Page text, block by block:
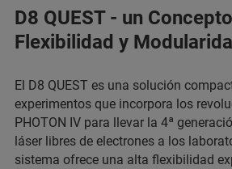
D8 QUEST - un
Flexibilidad y
El D8 QUEST es una solución
experimentos que incorpora los
PHOTON IV para llevar la 4ª
láser libres de electrones a los
sistema ofrece una alta flexibilidad